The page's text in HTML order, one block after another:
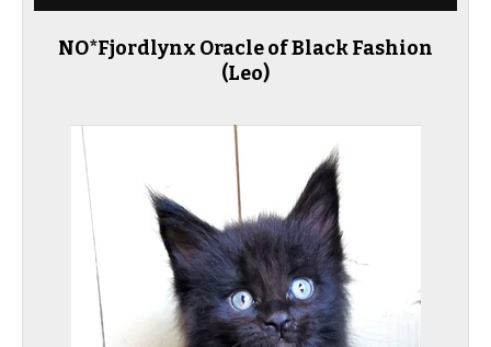
NO*Fjordlynx Oracle of Black Fashion
(Leo)